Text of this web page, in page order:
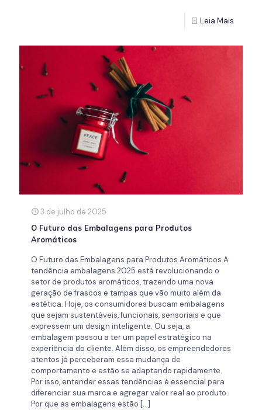
Leia Mais
3 de julho de 2025
O Futuro das Embalagens para Produtos
Aromáticos
O Futuro das Embalagens para Produtos Aromáticos A
tendência embalagens 2025 está revolucionando o
setor de produtos aromáticos, trazendo uma nova
geração de frascos e tampas que vão muito além da
estética. Hoje, os consumidores buscam embalagens
que sejam sustentáveis, funcionais, sensoriais e que
expressem um design inteligente. Ou seja, a
embalagem passou a ter um papel estratégico na
experiência do cliente. Além disso, os empreendedores
atentos já perceberam essa mudança de
comportamento e estão se adaptando rapidamente.
Por isso, entender essas tendências é essencial para
diferenciar sua marca e agregar valor real ao produto.
Por que as embalagens estão […]